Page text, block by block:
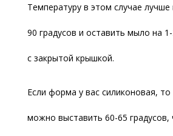
Температуру в этом случае
90 градусов и оставить мыло на
с закрытой крышкой.
Если форма у вас силиконовая,
можно выставить 60-65